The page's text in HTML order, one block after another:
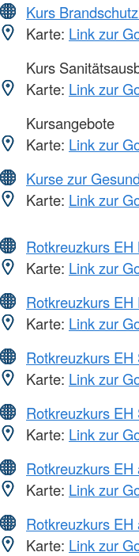
Kurs
Karte: Link zur
Kurs
Karte: Link zur
Kursangebote
Karte: Link zur
Kurse zur
Karte: Link zur
Rotkreuzkurs
Karte: Link zur
Rotkreuzkurs
Karte: Link zur
Rotkreuzkurs EH
Karte: Link zur
Rotkreuzkurs EH
Karte: Link zur
Rotkreuzkurs EH
Karte: Link zur
Rotkreuzkurs EH
Karte: Link zur